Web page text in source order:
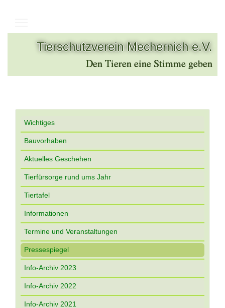
Tierschutzverein Mechernich e.V.
Den Tieren eine Stimme geben
Wichtiges
Bauvorhaben
Aktuelles Geschehen
Tierfürsorge rund ums Jahr
Tiertafel
Informationen
Termine und Veranstaltungen
Pressespiegel
Info-Archiv 2023
Info-Archiv 2022
Info-Archiv 2021